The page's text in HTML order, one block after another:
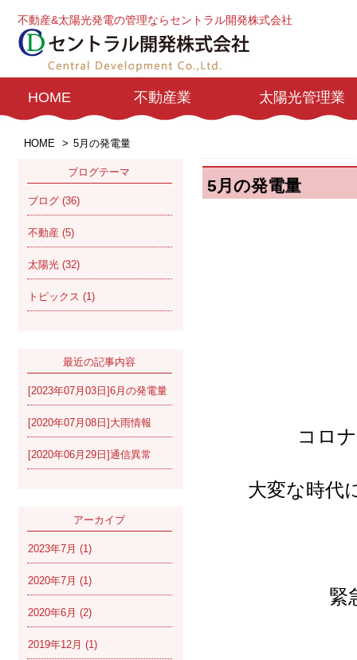
不動産&太陽光発電の管理ならセントラル開発株式会社
HOME 不動産業 太陽光管理業
HOME > 5月の発電量
5月の発電量
コロ
大変な時代
緊
ブログテーマ
ブログ (36)
不動産 (5)
太陽光 (32)
トピックス (1)
最近の記事内容
[2023年07月03日]6月の発電量
[2020年07月08日]大雨情報
[2020年06月29日]通信異常
アーカイブ
2023年7月 (1)
2020年7月 (1)
2020年6月 (2)
2019年12月 (1)